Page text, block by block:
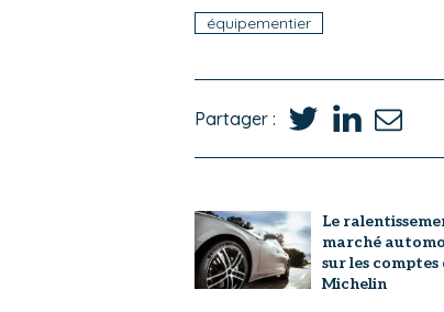
équipementier
Partager :
Le
marché
sur les comptes
Michelin